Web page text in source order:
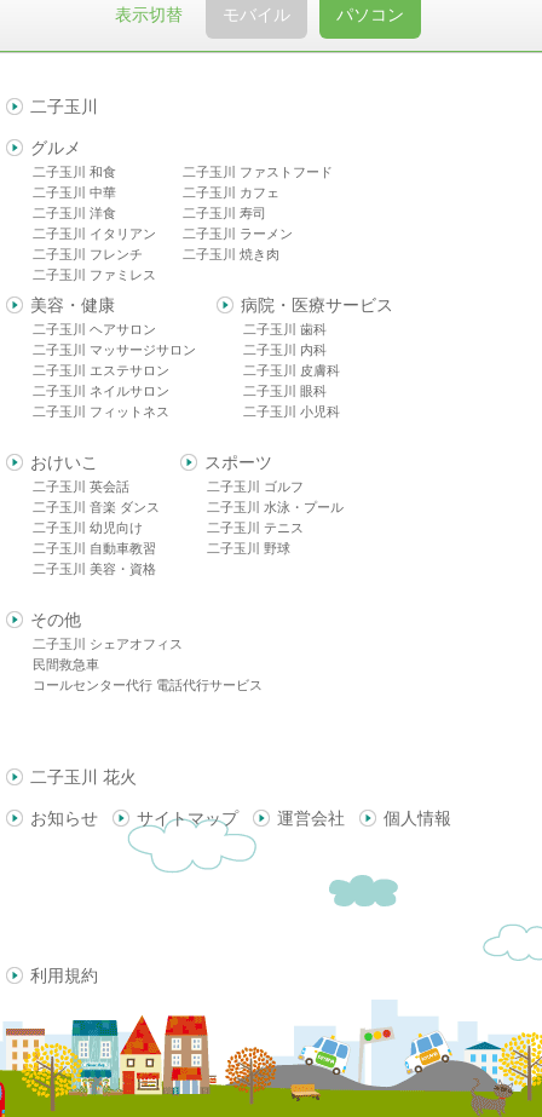
表示切替 モバイル パソコン
二子玉川
グルメ
二子玉川 和食
二子玉川 中華
二子玉川 洋食
二子玉川 イタリアン
二子玉川 フレンチ
二子玉川 ファミレス
二子玉川 ファストフード
二子玉川 カフェ
二子玉川 寿司
二子玉川 ラーメン
二子玉川 焼き肉
美容・健康
二子玉川 ヘアサロン
二子玉川 マッサージサロン
二子玉川 エステサロン
二子玉川 ネイルサロン
二子玉川 フィットネス
病院・医療サービス
二子玉川 歯科
二子玉川 内科
二子玉川 皮膚科
二子玉川 眼科
二子玉川 小児科
おけいこ
二子玉川 英会話
二子玉川 音楽 ダンス
二子玉川 幼児向け
二子玉川 自動車教習
二子玉川 美容・資格
スポーツ
二子玉川 ゴルフ
二子玉川 水泳・プール
二子玉川 テニス
二子玉川 野球
その他
二子玉川 シェアオフィス
民間救急車
コールセンター代行 電話代行サービス
二子玉川 花火
お知らせ サイトマップ 運営会社 個人情報
利用規約